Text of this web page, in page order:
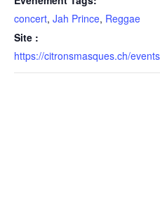
concert, Jah Prince, Reggae
Site :
https://citronsmasques.ch/